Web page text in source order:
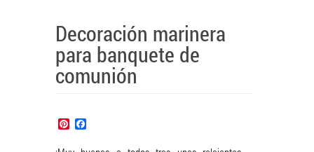
Decoración marinera
para banquete de
comunión
Pinterest